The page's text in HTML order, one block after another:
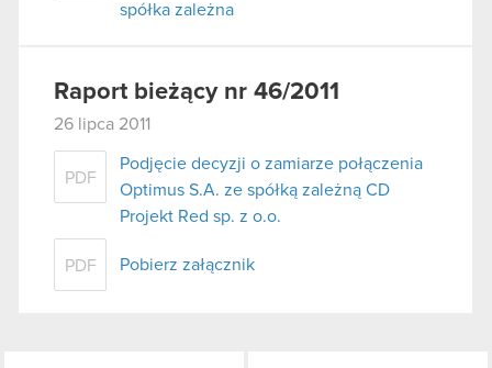
spółka zależna
Raport bieżący nr 46/2011
26 lipca 2011
PDF
Podjęcie decyzji o zamiarze połączenia
Optimus S.A. ze spółką zależną CD
Projekt Red sp. z o.o.
PDF Pobierz załącznik